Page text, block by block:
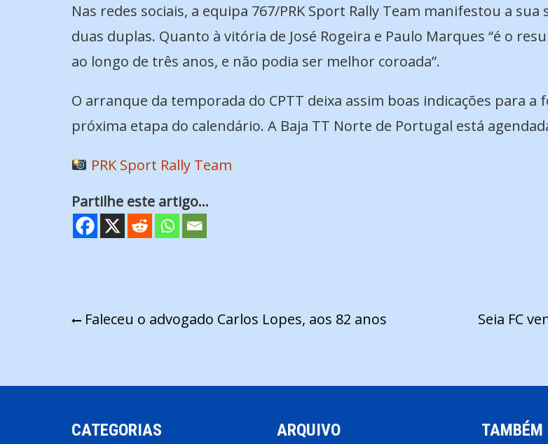
Nas redes sociais, a equipa 767/PRK Sport Rally Team manifestou a
duas duplas. Quanto à vitória de José Rogeira e Paulo Marques “é o
ao longo de três anos, e não podia ser melhor coroada”.
O arranque da temporada do CPTT deixa assim boas indicações para
próxima etapa do calendário. A Baja TT Norte de Portugal está
PRK Sport Rally Team
Partilhe este artigo...
Navegação
Faleceu o advogado Carlos Lopes, aos 82 anos Seia FC
CATEGORIAS ARQUIVO